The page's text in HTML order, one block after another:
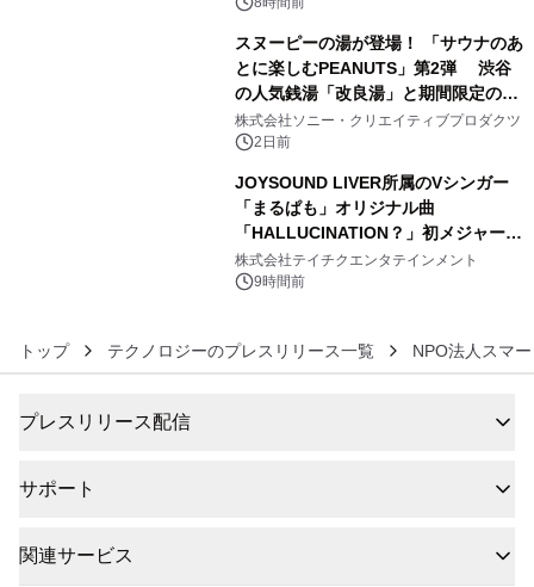
スヌーピーの湯が登場！ 「サウナのあ
とに楽しむPEANUTS」第2弾 渋谷
の人気銭湯「改良湯」と期間限定のコ
ラボレーション サウナイキタイコラ
ボグッズも発売決定！
株式会社ソニー・クリエイティブプロダクツ
2日前
JOYSOUND LIVER所属のVシンガー
「まるぱも」オリジナル曲
「HALLUCINATION？」初メジャー配
信リリース決定！
株式会社テイチクエンタテインメント
9時間前
トップ テクノロジーのプレスリリース一覧 NPO法人スマ
プレスリリース配信
サポート
関連サービス